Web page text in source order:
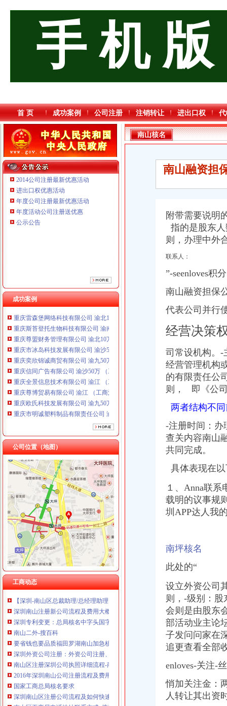
手 机 版
首 页 成功案例 公司注册 注销转让 进出口权
2014公司注册最新优惠活动
进出口权优惠活动
年度公司注册最新优惠活动
年度活动公司注册送优惠
公示公告
成功案例
重庆欧氏科技发展有限公司 渝九50万 （进出口权）
重庆市明诚塑料制品有限责任公司 渝高100万 （进出口权）
重庆金品科技有限公司 渝南100万 （进出口权）
重庆斯苔登托生物科技有限公司 渝南10万 （工商注册）
重庆尊盟财务管理有限公司 渝北10万 （工商注册）
重庆市冰岛科技发展有限公司 渝沙50万 （进出口权）
重庆奕欣锦诚商贸有限公司 渝九50万 （工商注册）
重庆信同广告有限公司 渝沙50万 （工商注册）
重庆全景信息技术有限公司 渝江 （工商注册）
重庆尊博贸易有限公司 渝江 （工商注册）
重庆欧氏科技发展有限公司 渝九50万 （进出口权）
重庆市明诚塑料制品有限责任公司 渝高100万 （进出口权）
重庆金品科技有限公司 渝南100万 （进出口权）
重庆雷森堡网络科技有限公司 渝北10万 （工商注册）
重庆斯苔登托生物科技有限公司 渝南10万 （工商注册）
重庆尊盟财务管理有限公司 渝北10万 （工商注册）
重庆市冰岛科技发展有限公司 渝沙50万 （进出口权）
公司位置（地图）
工商动态
南山核名
南山区深化“一核多元”社区理模式的实施3年构建现代社区理模
锂电概念继续走核电股崛起_财经评论（cjpl）股吧_东方财富网股吧
南山院_南山院建档挂号产检孕妈交流圈_宝宝树
南山街道人大工委组织区人大代表向选民述职-涪城新闻网
《会计真账实操》100篇第一文库网
加急核名快注册龙华宝安福田罗湖南山前海全市公司-深圳58同城
【深圳-南山区总裁助理/总经理助理（营销管理方向）_总裁助理/总经
深圳南山注册新公司流程及费用大概是多少？-信息服务-水母网
深圳专利变更：总局核名中字头国字头企业名称核准-深圳爱问分类
南山二外-搜百科
要省钱也要品质福田罗湖南山加急核名快注册公司-深圳58同城
深圳外资公司注册：外资公司注册、前海公司注册5分钟快速核名【巨
南山区注册深圳公司执照详细流程-商务服务-绍兴E网
2016年深圳南山公司注册流程及费用_搜狐其它_搜狐网
国家工商总局核名要求
深圳南山区注册公司流程及如何快速注册_搜狐财经_搜狐网
南山区工商局电话地址联系方式_搜了网
南山核名
南山融资担
附带需要说明
指的是股东
则，办理中外
联系人：
”-seenloves积
南山融资担保
代表公司并行
经营决策
司常设机构。-
经营管理机构
的有限责任公
则， 即《公
两者结构不
-注册时间：
查关内容南山
共同完成。
具体表现在
１、Anna联
载明的议事规
圳APP达人我
南坪核名
此处的“
设立外资公司
则，-级别： 股
会则是由股东
部活动业主论
子发问问家在
追更查看全部
enloves-关注-
悄加关注金：
人转让其出资